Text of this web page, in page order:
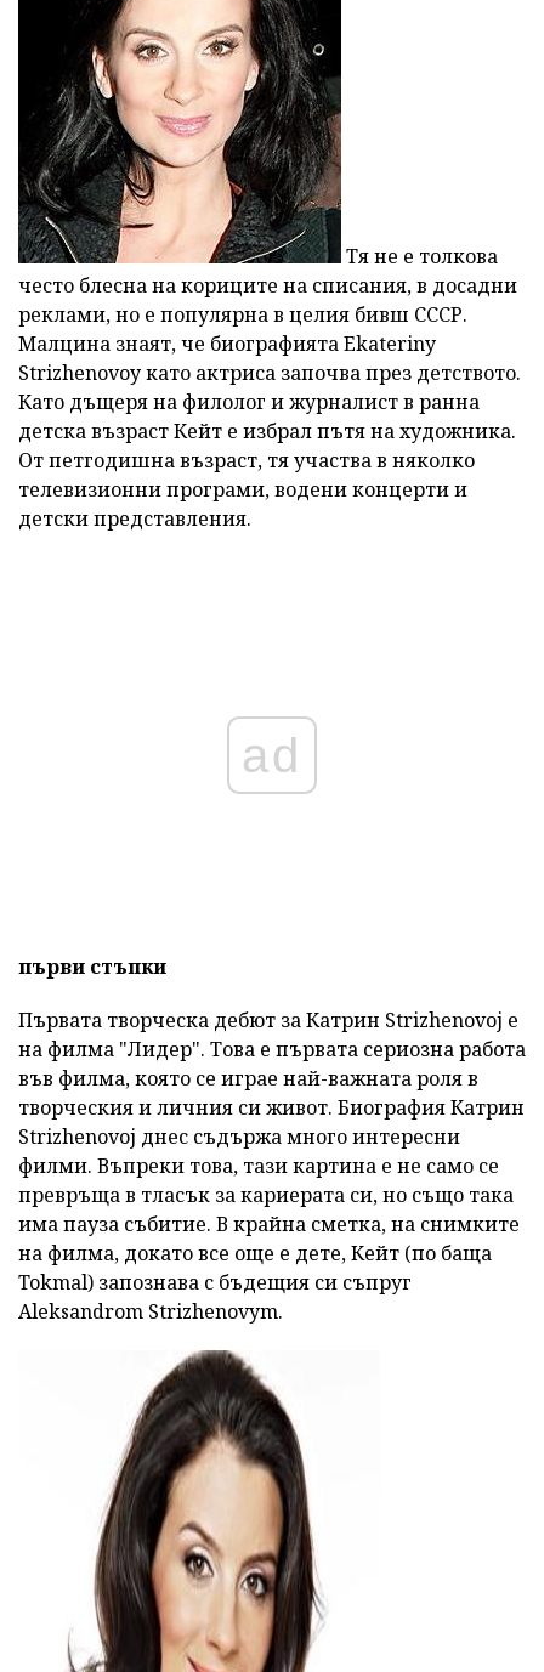
Тя не е толкова
често блесна на кориците на списания, в досадни
реклами, но е популярна в целия бивш СССР.
Малцина знаят, че биографията Ekateriny
Strizhenovoy като актриса започва през детството.
Като дъщеря на филолог и журналист в ранна
детска възраст Кейт е избрал пътя на художника.
От петгодишна възраст, тя участва в няколко
телевизионни програми, водени концерти и
детски представления.
ad
първи стъпки
Първата творческа дебют за Катрин Strizhenovoj е
на филма "Лидер". Това е първата сериозна работа
във филма, която се играе най-важната роля в
творческия и личния си живот. Биография Катрин
Strizhenovoj днес съдържа много интересни
филми. Въпреки това, тази картина е не само се
превръща в тласък за кариерата си, но също така
има пауза събитие. В крайна сметка, на снимките
на филма, докато все още е дете, Кейт (по баща
Tokmal) запознава с бъдещия си съпруг
Aleksandrom Strizhenovym.